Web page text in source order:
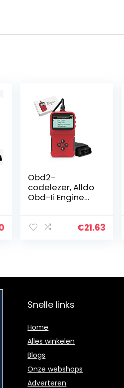
Obd2-
codelezer, Alldo
Obd-Ii Engine
Tools, Obd
€21.63
Snelle links
Home
Alles winkelen
Blogs
Onze webshops
Adverteren